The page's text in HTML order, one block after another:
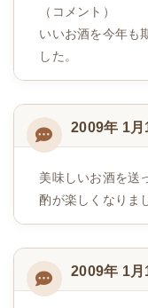
（コメント）
いいお酒を今年も
した。
2009年 1月
美味しいお酒を送
酌が楽しくなりま
2009年 1月